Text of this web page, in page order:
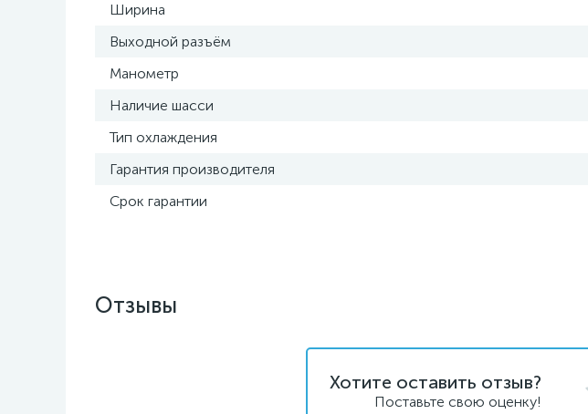
Ширина
Выходной разъём
Манометр
Наличие шасси
Тип охлаждения
Гарантия производителя
Срок гарантии
Отзывы
Хотите оставить отзыв?
Поставьте свою оценку!